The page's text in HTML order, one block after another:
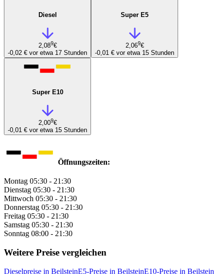
Diesel
2,089€
-0,02 € vor etwa 17 Stunden
Super E5
2,069€
-0,01 € vor etwa 15 Stunden
Super E10
2,009€
-0,01 € vor etwa 15 Stunden
Öffnungszeiten:
Montag 05:30 - 21:30
Dienstag 05:30 - 21:30
Mittwoch 05:30 - 21:30
Donnerstag 05:30 - 21:30
Freitag 05:30 - 21:30
Samstag 05:30 - 21:30
Sonntag 08:00 - 21:30
Weitere Preise vergleichen
Dieselpreise in BeilsteinE5-Preise in BeilsteinE10-Preise in Beilstein